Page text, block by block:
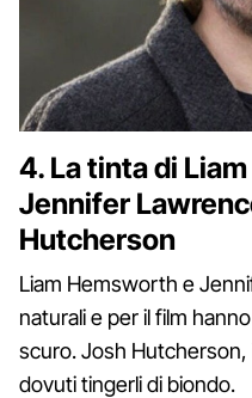
4. La tinta di
Jennifer
Hutcherson
Liam Hemsworth e
naturali e per il film
scuro. Josh
dovuti tingerli di biondo.